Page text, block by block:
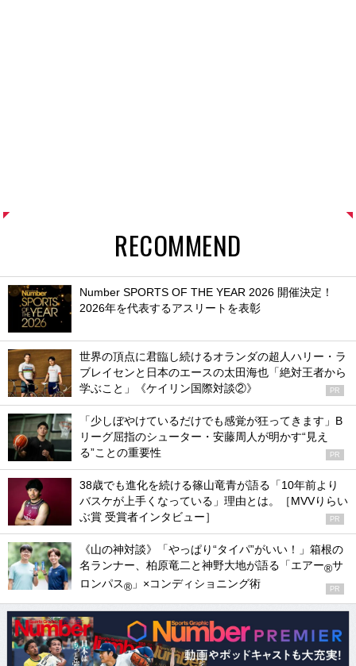
RECOMMEND
Number SPORTS OF THE YEAR 2026 開催決定！
2026年を代表するアスリートを表彰
世界の頂点に君臨し続けるオランダの超人ハリー・ラ
ブレイセンと日本のエースの太田海也「絶対王者から
学ぶこと」《ケイリン国際対談②》
PR
「少しぼやけているだけでも感覚が狂ってきます」B
リーグ屈指のシューター・安藤周人が明かす“見え
る”ことの重要性
PR
38歳でも進化を続ける篠山竜青が語る「10年前より
バスケが上手くなっている」理由とは。［MVVりらい
ぶ賞 受賞者インタビュー］
PR
《山の神対談》「やっぱり“タイパ”がいい！」箱根の
名ランナー、柏原竜二と神野大地が語る「エアー®サ
ロンパス® 」×コンディショニング術 PR